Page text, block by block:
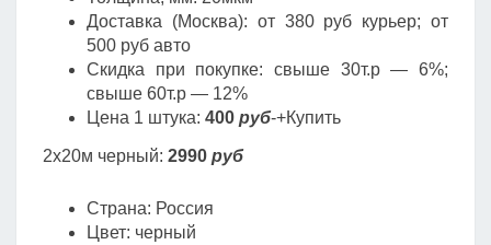
Доставка (Москва): от 380 руб курьер; от
500 руб авто
Скидка при покупке: свыше 30т.р — 6%;
свыше 60т.р — 12%
Цена 1 штука: 400 руб-+Купить
2х20м черный: 2990 руб
Страна: Россия
Цвет: черный